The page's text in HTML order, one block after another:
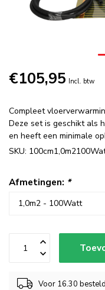
€105,95 Incl. btw
Compleet
Deze set is geschikt als
en heeft een minimale
SKU:
Afmetingen: *
Voor 16.30